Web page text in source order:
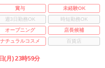
賞与
未経験OK
週3日勤務OK
時短勤務OK
オープニング
店長候補
ナチュラルコスメ 百貨店
(月) 23時59分